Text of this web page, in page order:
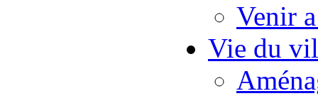
Venir
Vie du